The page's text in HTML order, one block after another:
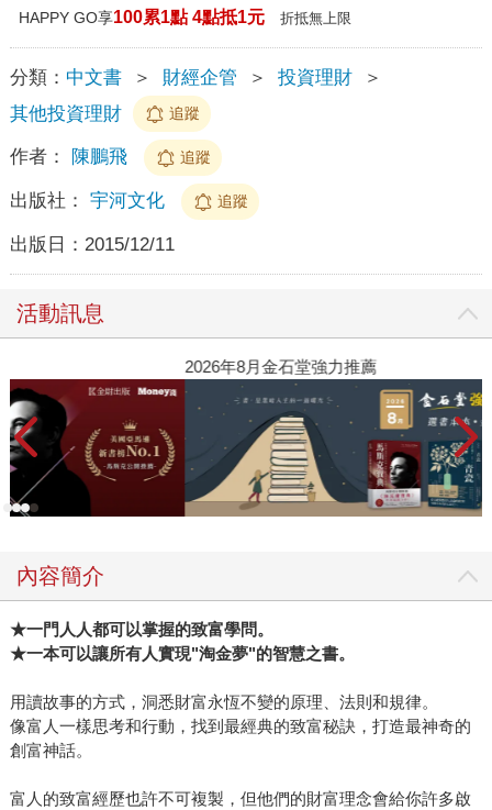
HAPPY GO享100累1點 4點抵1元 折抵無上限
分類： 中文書 ＞ 財經企管 ＞ 投資理財
＞
其他投資理財
追蹤
作者： 陳鵬飛 追蹤
出版社： 宇河文化 追蹤
出版日： 2015/12/11
活動訊息
2026年8月金石堂強力推薦
內容簡介
★一門人人都可以掌握的致富學問。
★一本可以讓所有人實現"淘金夢"的智慧之書。
用讀故事的方式，洞悉財富永恆不變的原理、法則和規律。
像富人一樣思考和行動，找到最經典的致富秘訣，打造最神奇的
創富神話。
富人的致富經歷也許不可複製，但他們的財富理念會給你許多啟